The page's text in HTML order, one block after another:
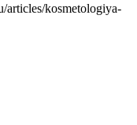
kosmetologiya-